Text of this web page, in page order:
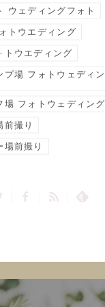
ウェディングフォト
トウエディング
トウエディング
プ場 フォトウェディン
場 フォトウェディング
前撮り
場前撮り